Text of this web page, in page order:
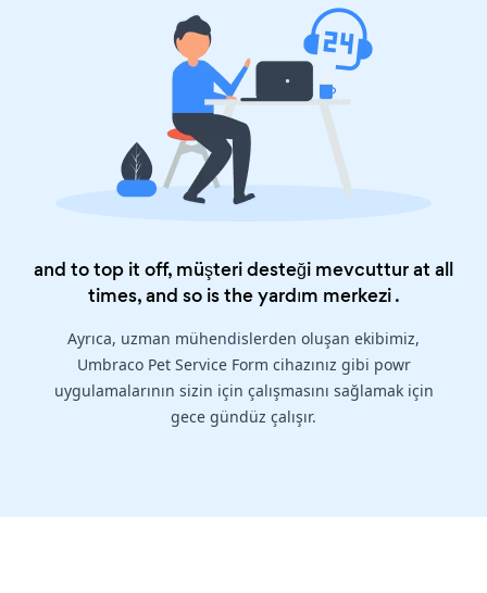
and to top it off, müşteri desteği mevcuttur at all
times, and so is theyardım merkezi.
Ayrıca, uzman mühendislerden oluşan ekibimiz,
Umbraco Pet Service Form cihazınız gibi powr
uygulamalarının sizin için çalışmasını sağlamak için
gece gündüz çalışır.